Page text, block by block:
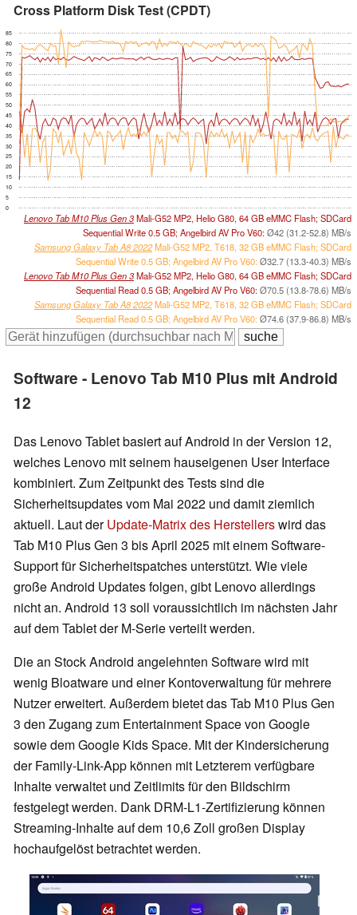
Cross Platform Disk Test (CPDT)
0
5
10
15
20
25
30
35
40
45
50
55
60
65
70
75
80
85
Lenovo Tab M10 Plus Gen 3Mali-G52 MP2, Helio G80, 64 GB eMMC Flash; SDCard
Sequential Write 0.5 GB; Angelbird AV Pro V60:Ø42 (31.2-52.8) MB/s
Samsung Galaxy Tab A8 2022Mali-G52 MP2, T618, 32 GB eMMC Flash; SDCard
Sequential Write 0.5 GB; Angelbird AV Pro V60:Ø32.7 (13.3-40.3) MB/s
Lenovo Tab M10 Plus Gen 3Mali-G52 MP2, Helio G80, 64 GB eMMC Flash; SDCard
Sequential Read 0.5 GB; Angelbird AV Pro V60:Ø70.5 (13.8-78.6) MB/s
Samsung Galaxy Tab A8 2022Mali-G52 MP2, T618, 32 GB eMMC Flash; SDCard
Sequential Read 0.5 GB; Angelbird AV Pro V60:Ø74.6 (37.9-86.8) MB/s
Software - Lenovo Tab M10 Plus mit Android
12
Das Lenovo Tablet basiert auf Android in der Version 12,
welches Lenovo mit seinem hauseigenen User Interface
kombiniert. Zum Zeitpunkt des Tests sind die
Sicherheitsupdates vom Mai 2022 und damit ziemlich
aktuell. Laut derUpdate-Matrix des Herstellerswird das
Tab M10 Plus Gen 3 bis April 2025 mit einem Software-
Support für Sicherheitspatches unterstützt. Wie viele
große Android Updates folgen, gibt Lenovo allerdings
nicht an. Android 13 soll voraussichtlich im nächsten Jahr
auf dem Tablet der M-Serie verteilt werden.
Die an Stock Android angelehnten Software wird mit
wenig Bloatware und einer Kontoverwaltung für mehrere
Nutzer erweitert. Außerdem bietet das Tab M10 Plus Gen
3 den Zugang zum Entertainment Space von Google
sowie dem Google Kids Space. Mit der Kindersicherung
der Family-Link-App können mit Letzterem verfügbare
Inhalte verwaltet und Zeitlimits für den Bildschirm
festgelegt werden. Dank DRM-L1-Zertifizierung können
Streaming-Inhalte auf dem 10,6 Zoll großen Display
hochaufgelöst betrachtet werden.